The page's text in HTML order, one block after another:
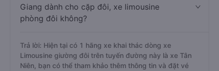
Giang dành cho cặp đôi, xe limousine
phòng đôi không?
Trả lời: Hiện tại có 1 hãng xe khai thác dòng xe
Limousine giường đôi trên tuyến đường này là xe Tân
Niên, bạn có thể tham khảo thêm thông tin và đặt vé